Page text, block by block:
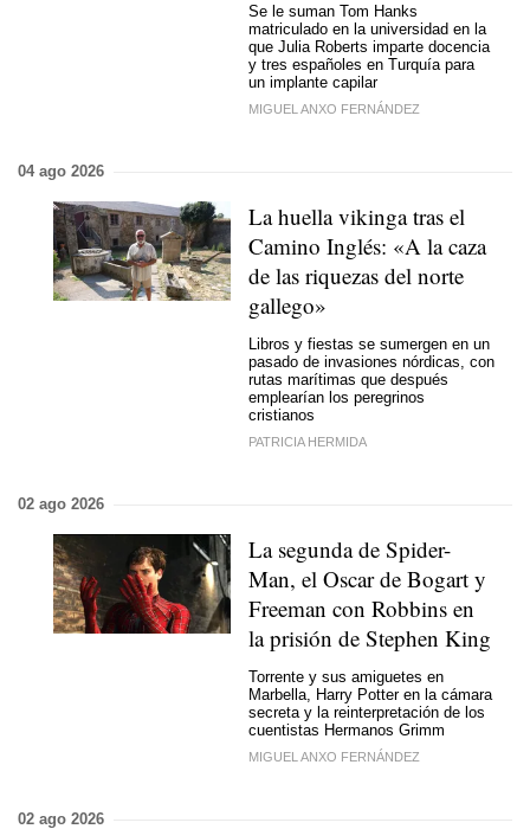
Se le suman Tom Hanks
matriculado en la universidad en la
que Julia Roberts imparte docencia
y tres españoles en Turquía para
un implante capilar
MIGUEL ANXO FERNÁNDEZ
04 ago 2026
La huella vikinga tras el
Camino Inglés: «A la caza
de las riquezas del norte
gallego»
Libros y fiestas se sumergen en un
pasado de invasiones nórdicas, con
rutas marítimas que después
emplearían los peregrinos
cristianos
PATRICIA HERMIDA
02 ago 2026
La segunda de Spider-
Man, el Oscar de Bogart y
Freeman con Robbins en
la prisión de Stephen King
Torrente y sus amiguetes en
Marbella, Harry Potter en la cámara
secreta y la reinterpretación de los
cuentistas Hermanos Grimm
MIGUEL ANXO FERNÁNDEZ
02 ago 2026